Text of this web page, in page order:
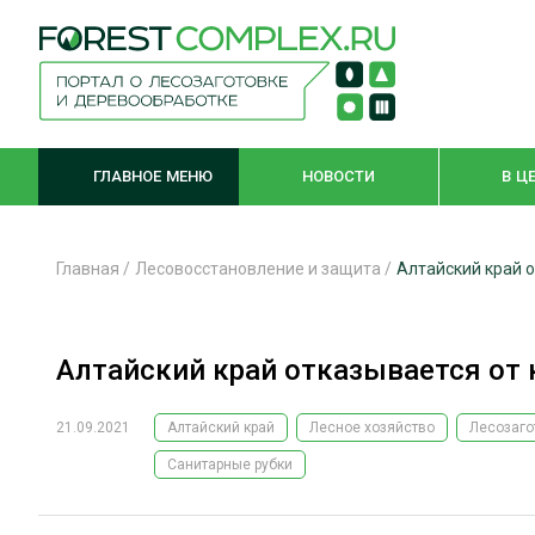
ГЛАВНОЕ МЕНЮ НОВОСТИ В
ЛЕСОЗАГОТОВКА
ОБРАБОТКА ДРЕВЕСИНЫ
ЦИФРОВАЯ СРЕДА
Главная / Лесовосстановление и защита / Алтайский край
Алтайский край отказывается
21.09.2021 Алтайский край Лесное хозяйство
Санитарные рубки